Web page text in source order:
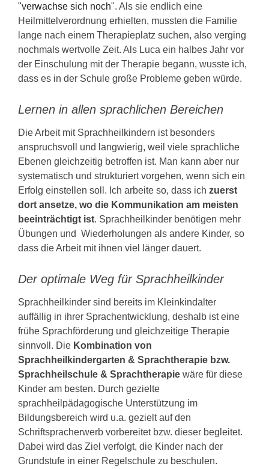
"verwachse sich noch". Als sie endlich eine
Heilmittelverordnung erhielten, mussten die Familie
lange nach einem Therapieplatz suchen, also verging
nochmals wertvolle Zeit. Als Luca ein halbes Jahr vor
der Einschulung mit der Therapie begann, wusste ich,
dass es in der Schule große Probleme geben würde.
Lernen in allen sprachlichen Bereichen
Die Arbeit mit Sprachheilkindern ist besonders
anspruchsvoll und langwierig, weil viele sprachliche
Ebenen gleichzeitig betroffen ist. Man kann aber nur
systematisch und strukturiert vorgehen, wenn sich ein
Erfolg einstellen soll. Ich arbeite so, dass ich zuerst
dort ansetze, wo die Kommunikation am meisten
beeinträchtigt ist. Sprachheilkinder benötigen mehr
Übungen und Wiederholungen als andere Kinder, so
dass die Arbeit mit ihnen viel länger dauert.
Der optimale Weg für Sprachheilkinder
Sprachheilkinder sind bereits im Kleinkindalter
auffällig in ihrer Sprachentwicklung, deshalb ist eine
frühe Sprachförderung und gleichzeitige Therapie
sinnvoll. Die Kombination von
Sprachheilkindergarten & Sprachtherapie bzw.
Sprachheilschule & Sprachtherapie wäre für diese
Kinder am besten. Durch gezielte
sprachheilpädagogische Unterstützung im
Bildungsbereich wird u.a. gezielt auf den
Schriftspracherwerb vorbereitet bzw. dieser begleitet.
Dabei wird das Ziel verfolgt, die Kinder nach der
Grundstufe in einer Regelschule zu beschulen.